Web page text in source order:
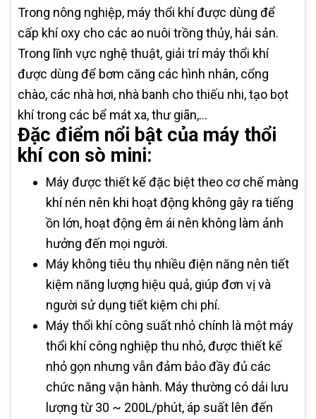
Trong nông nghiệp, máy thổi khí được dùng để
cấp khí oxy cho các ao nuôi trồng thủy, hải sản.
Trong lĩnh vực nghệ thuật, giải trí máy thổi khí
được dùng để bơm căng các hình nhân, cổng
chào, các nhà hơi, nhà banh cho thiếu nhi, tạo bọt
khí trong các bể mát xa, thư giãn,…
Đặc điểm nổi bật của máy thổi
khí con sò mini:
Máy được thiết kế đặc biệt theo cơ chế màng
khí nén nên khi hoạt động không gây ra tiếng
ồn lớn, hoạt động êm ái nên không làm ảnh
hưởng đến mọi người.
Máy không tiêu thụ nhiều điện năng nên tiết
kiệm năng lượng hiệu quả, giúp đơn vị và
người sử dụng tiết kiệm chi phí.
Máy thổi khí công suất nhỏ chính là một máy
thổi khí công nghiệp thu nhỏ, được thiết kế
nhỏ gọn nhưng vẫn đảm bảo đầy đủ các
chức năng vận hành. Máy thường có dải lưu
lượng từ 30 ~ 200L/phút, áp suất lên đến